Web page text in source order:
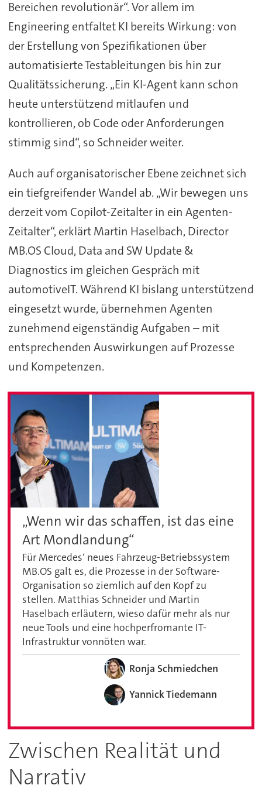
Bereichen revolutionär“. Vor allem im
Engineering entfaltet KI bereits Wirkung: von
der Erstellung von Spezifikationen über
automatisierte Testableitungen bis hin zur
Qualitätssicherung. „Ein KI-Agent kann schon
heute unterstützend mitlaufen und
kontrollieren, ob Code oder Anforderungen
stimmig sind“, so Schneider weiter.
Auch auf organisatorischer Ebene zeichnet sich
ein tiefgreifender Wandel ab. „Wir bewegen uns
derzeit vom Copilot-Zeitalter in ein Agenten-
Zeitalter“, erklärt Martin Haselbach, Director
MB.OS Cloud, Data and SW Update &
Diagnostics im gleichen Gespräch mit
automotiveIT. Während KI bislang unterstützend
eingesetzt wurde, übernehmen Agenten
zunehmend eigenständig Aufgaben – mit
entsprechenden Auswirkungen auf Prozesse
und Kompetenzen.
„Wenn wir das schaffen, ist das eine
Art Mondlandung“
Für Mercedes‘ neues Fahrzeug-Betriebssystem
MB.OS galt es, die Prozesse in der Software-
Organisation so ziemlich auf den Kopf zu
stellen. Matthias Schneider und Martin
Haselbach erläutern, wieso dafür mehr als nur
neue Tools und eine hochperfromante IT-
Infrastruktur vonnöten war.
Ronja Schmiedchen
Yannick Tiedemann
Zwischen Realität und
Narrativ